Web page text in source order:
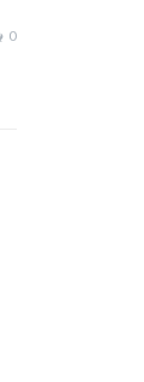
0